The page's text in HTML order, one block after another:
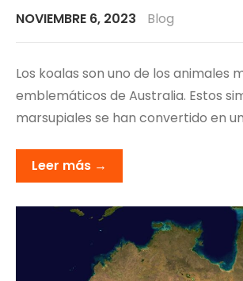
NOVIEMBRE 6, 2023 Blog
Los koalas son uno de los animales
emblemáticos de Australia. Estos
marsupiales se han convertido en
Leer más →